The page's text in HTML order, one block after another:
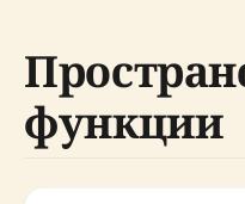
функции